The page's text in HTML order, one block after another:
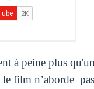
à peine plus
film n’aborde